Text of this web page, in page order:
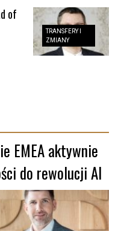
TRANSFERY I
ZMIANY
of
EMEA aktywnie
do rewolucji AI